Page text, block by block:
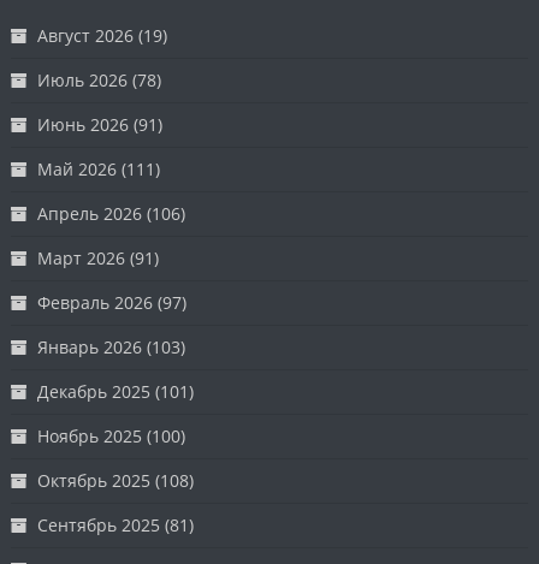
Август 2026 (19)
Июль 2026 (78)
Июнь 2026 (91)
Май 2026 (111)
Апрель 2026 (106)
Март 2026 (91)
Февраль 2026 (97)
Январь 2026 (103)
Декабрь 2025 (101)
Ноябрь 2025 (100)
Октябрь 2025 (108)
Сентябрь 2025 (81)